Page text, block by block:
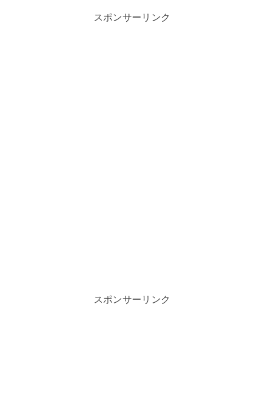
スポンサーリンク
スポンサーリンク